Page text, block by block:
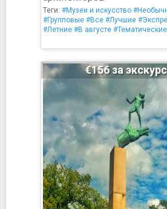
Теги: #Музеи и искусство
#Групповые #Все #Лучшие
#Летние #В августе #Тематические
€156 за